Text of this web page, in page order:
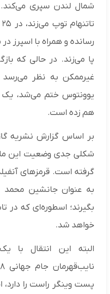
شمال لندن سپری
رسانده و همراه با
پا می‌زند. در حالی که
غیرممکن به نظر
یوونتوس ختم می‌شد، یک
هم زده است.
بر اساس گزارش نشریه
شکلی جدی وضعیت این
گرفته است. قرمزهای
بگیرند؛ اسطوره‌ای که در
خواهد شد.
البته این انتقال با
پست وینگر راست را